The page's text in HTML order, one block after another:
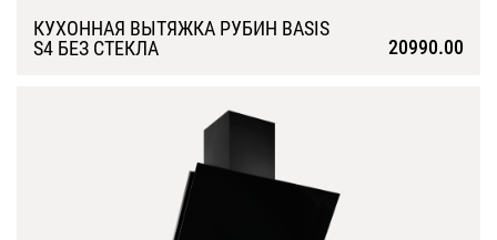
КУХОННАЯ ВЫТЯЖКА РУБИН BASIS
S4 БЕЗ СТЕКЛА
20990.00